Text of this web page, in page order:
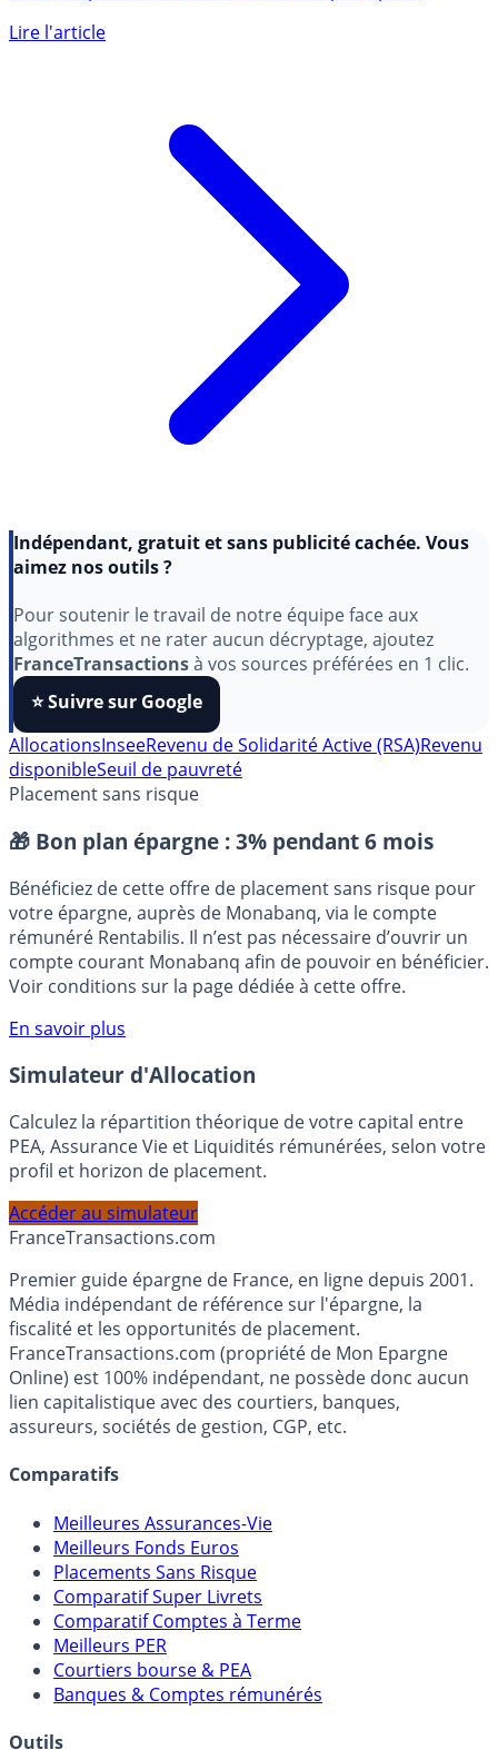
situation personnelle aux critères des principales
aimez nos outils ?
Pour soutenir le travail de notre équipe face aux
algorithmes et ne rater aucun décryptage, ajoutez
FranceTransactionsà vos sources préférées en 1 clic.
⭐️ Suivre sur Google
Allocations Insee Revenu de Solidarité Active (RSA)
Placement sans risque
🎁 Bon plan épargne : 3% pendant 6 mois
Bénéficiez de cette offre de placement sans risque pour
votre épargne, auprès de Monabanq, via le compte
rémunéré Rentabilis. Il n’est pas nécessaire d’ouvrir un
compte courant Monabanq afin de pouvoir en bénéficier.
Voir conditions sur la page dédiée à cette offre.
En savoir plus
Simulateur d'Allocation
Calculez la répartition théorique de votre capital entre
profil et horizon de placement.
FranceTransactions.com
Premier guide épargne de France, en ligne depuis 2001.
Média indépendant de référence sur l'épargne, la
fiscalité et les opportunités de placement.
FranceTransactions.com (propriété de Mon Epargne
Online) est 100% indépendant, ne possède donc aucun
assureurs, sociétés de gestion, CGP, etc.
Comparatifs
Meilleures Assurances-Vie
Meilleurs Fonds Euros
Placements Sans Risque
Comparatif Super Livrets
Comparatif Comptes à Terme
Meilleurs PER
Courtiers bourse & PEA
Banques & Comptes rémunérés